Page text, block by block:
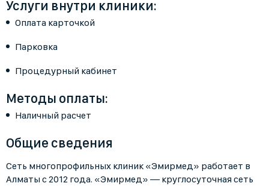
Услуги внутри клиники:
Оплата карточкой
Парковка
Процедурный кабинет
Методы оплаты:
Наличный расчет
Общие сведения
Сеть многопрофильных клиник «Эмирмед» работает в
Алматы с 2012 года. «Эмирмед» — круглосуточная сеть